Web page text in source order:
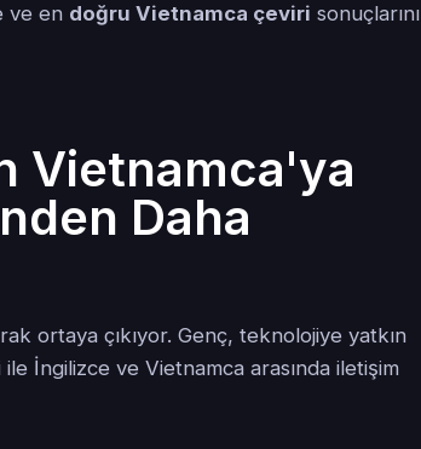
ve en doğru Vietnamca çeviri sonuçlarını
Vietnamca'ya
Daha
ortaya çıkıyor. Genç, teknolojiye yatkın
İngilizce ve Vietnamca arasında iletişim